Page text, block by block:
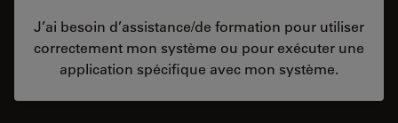
J’ai besoin d’assistance/de formation pour utiliser
correctement mon système ou pour exécuter une
application spécifique avec mon système.